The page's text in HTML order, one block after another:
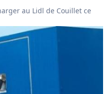
au Lidl de Couillet ce